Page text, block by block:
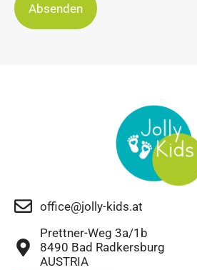
Absenden
office@jolly-kids.at
Prettner-Weg 3a/1b
8490 Bad Radkersburg
AUSTRIA